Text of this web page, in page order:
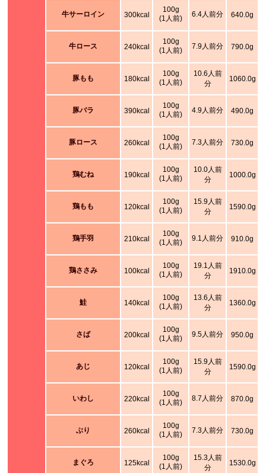
牛サーロイン 300kcal
100g
(1人前)
6.4人前分 640.0g
牛ロース 240kcal
100g
(1人前)
7.9人前分 790.0g
豚もも 180kcal
100g
(1人前)
10.6人前
分
1060.0g
豚バラ 390kcal
100g
(1人前)
4.9人前分 490.0g
豚ロース 260kcal
100g
(1人前)
7.3人前分 730.0g
鶏むね 190kcal
100g
(1人前)
10.0人前
分
1000.0g
鶏もも 120kcal
100g
(1人前)
15.9人前
分
1590.0g
鶏手羽 210kcal
100g
(1人前)
9.1人前分 910.0g
鶏ささみ 100kcal
100g
(1人前)
19.1人前
分
1910.0g
鮭 140kcal
100g
(1人前)
13.6人前
分
1360.0g
さば 200kcal
100g
(1人前)
9.5人前分 950.0g
あじ 120kcal
100g
(1人前)
15.9人前
分
1590.0g
いわし 220kcal
100g
(1人前)
8.7人前分 870.0g
ぶり 260kcal
100g
(1人前)
7.3人前分 730.0g
まぐろ 125kcal
100g
(1人前)
15.3人前
分
1530.0g